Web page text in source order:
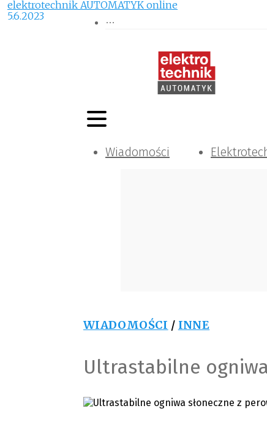
Wiadomości
WIADOMOŚCI / INNE
Ultrastabilne
elektrotechnik AUTOMATYK online
5.6.2023